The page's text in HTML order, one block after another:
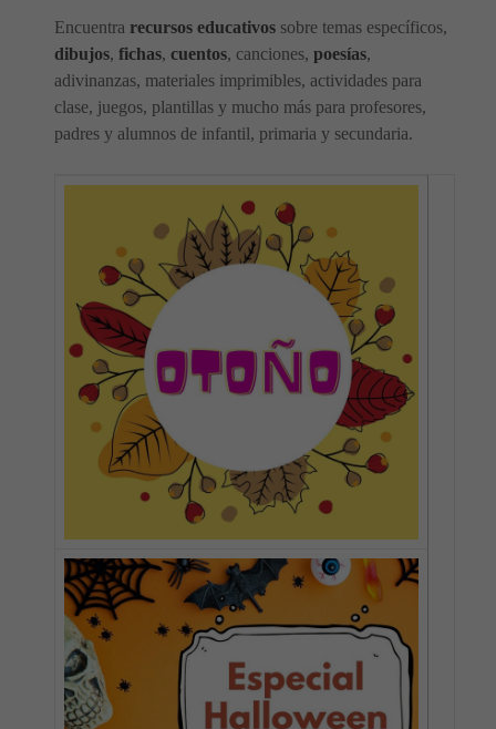
Encuentra recursos educativos sobre temas específicos,
dibujos, fichas, cuentos, canciones, poesías,
adivinanzas, materiales imprimibles, actividades para
clase, juegos, plantillas y mucho más para profesores,
padres y alumnos de infantil, primaria y secundaria.